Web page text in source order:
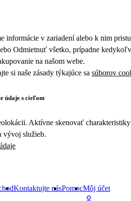
informácie v zariadení alebo k nim
Odmietnuť všetko, prípadne
na našom webe.
si naše zásady týkajúce sa súborov
údaje s cieľom
Aktívne skenovať
vývoj služieb.
Kontaktujte násPomocMôj účet